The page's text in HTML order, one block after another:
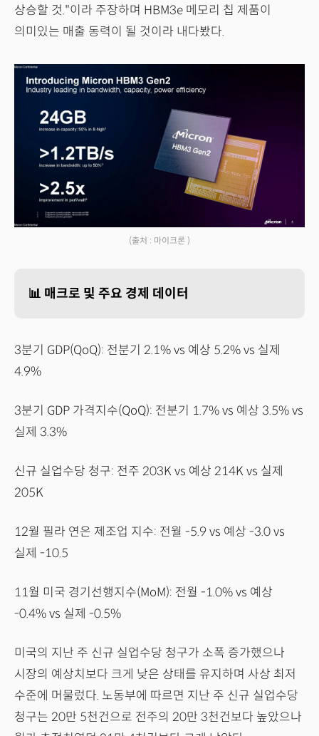
상승할 것."이라 주장하며 HBM3e 메모리 칩 제품이
의미있는 매출 동력이 될 것이라 내다봤다.
(출처 : 마이크론 )
📊 매크로 및 주요 경제 데이터
3분기 GDP(QoQ): 전분기 2.1% vs 예상 5.2% vs 실제
4.9%
3분기 GDP 가격지수(QoQ): 전분기 1.7% vs 예상 3.5% vs
실제 3.3%
신규 실업수당 청구: 전주 203K vs 예상 214K vs 실제
205K
12월 필라 연은 제조업 지수: 전월 -5.9 vs 예상 -3.0 vs
실제 -10.5
11월 미국 경기선행지수(MoM): 전월 -1.0% vs 예상
-0.4% vs 실제 -0.5%
미국의 지난 주 신규 실업수당 청구가 소폭 증가했으나
시장의 예상치보다 크게 낮은 상태를 유지하며 사상 최저
수준에 머물렀다. 노동부에 따르면 지난 주 신규 실업수당
청구는 20만 5천건으로 전주의 20만 3천건보다 높았으나